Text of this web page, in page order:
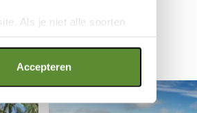
Als je niet alle soorten
wat wel gevolgen kan
Accepteren